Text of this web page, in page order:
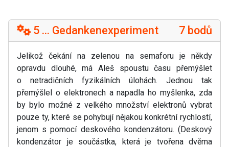
5 ... Gedankenexperiment 7 bodů
Jelikož čekání na zelenou na semaforu je někdy
opravdu dlouhé, má Aleš spoustu času přemýšlet
o netradičních fyzikálních úlohách. Jednou tak
přemýšlel o elektronech a napadla ho myšlenka, zda
by bylo možné z velkého množství elektronů vybrat
pouze ty, které se pohybují nějakou konkrétní rychlostí,
jenom s pomocí deskového kondenzátoru. (Deskový
kondenzátor je součástka, která je tvořena dvěma